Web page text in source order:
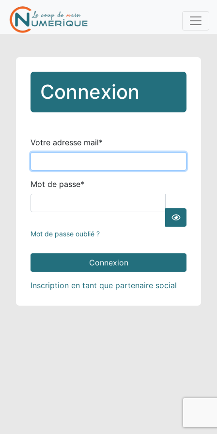
Connexion
Votre adresse mail*
Mot de passe*
Mot de passe oublié ?
Inscription en tant que partenaire social